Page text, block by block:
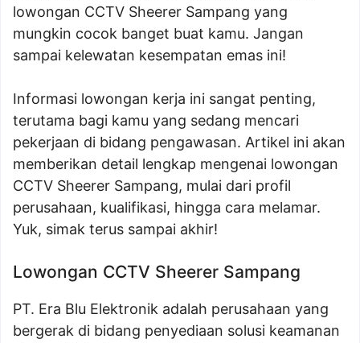
lowongan CCTV Sheerer Sampang yang
mungkin cocok banget buat kamu. Jangan
sampai kelewatan kesempatan emas ini!
Informasi lowongan kerja ini sangat penting,
terutama bagi kamu yang sedang mencari
pekerjaan di bidang pengawasan. Artikel ini akan
memberikan detail lengkap mengenai lowongan
CCTV Sheerer Sampang, mulai dari profil
perusahaan, kualifikasi, hingga cara melamar.
Yuk, simak terus sampai akhir!
Lowongan CCTV Sheerer Sampang
PT. Era Blu Elektronik adalah perusahaan yang
bergerak di bidang penyediaan solusi keamanan